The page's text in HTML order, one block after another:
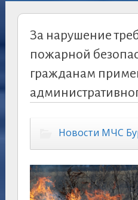
За нарушение
пожарной
гражданам
Новости МЧС